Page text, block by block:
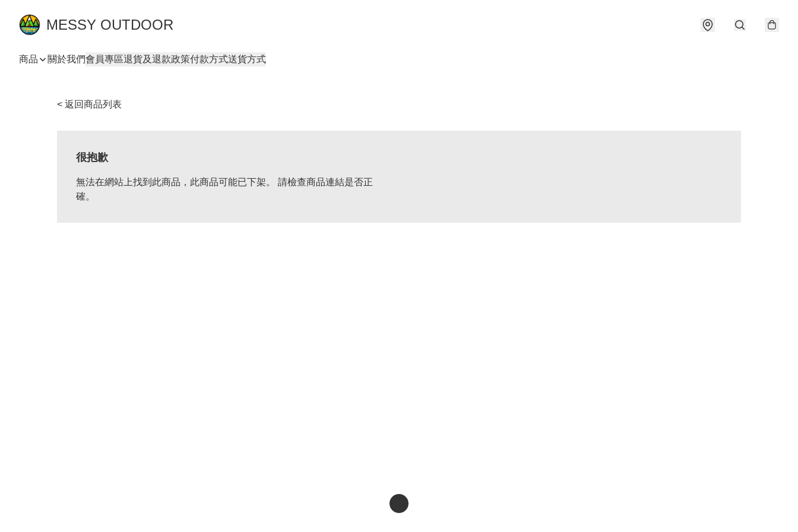
MESSY OUTDOOR
商品 關於我們會員專區退貨及退款政策付款方式送貨方式
< 返回商品列表
很抱歉
無法在網站上找到此商品，此商品可能已下架。 請檢查商品連結是否正
確。